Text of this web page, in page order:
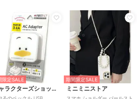
限定SALE
キャラクターズショップ ラフラフ
るのペックル USB
期間限定SALE
ミニミニストア
スマホ ショルダー パールスト